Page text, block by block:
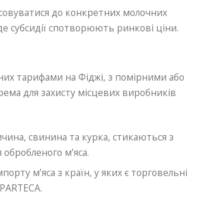
до конкретних молочних
субсидії спотворюють ринкові ціни.
тарифами на Фіджі, з помірними або
для захисту місцевих виробників
свинина та курка, стикаються з
м’яса.
м’яса з країн, у яких є торговельні